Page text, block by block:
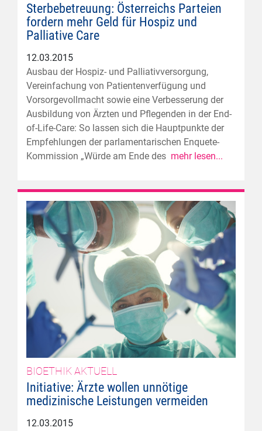
Sterbebetreuung: Österreichs Parteien
fordern mehr Geld für Hospiz und
Palliative Care
12.03.2015
Ausbau der Hospiz- und Palliativversorgung,
Vereinfachung von Patientenverfügung und
Vorsorgevollmacht sowie eine Verbesserung der
Ausbildung von Ärzten und Pflegenden in der End-
of-Life-Care: So lassen sich die Hauptpunkte der
Empfehlungen der parlamentarischen Enquete-
Kommission „Würde am Ende des mehr lesen...
BIOETHIK AKTUELL
Initiative: Ärzte wollen unnötige
medizinische Leistungen vermeiden
12.03.2015